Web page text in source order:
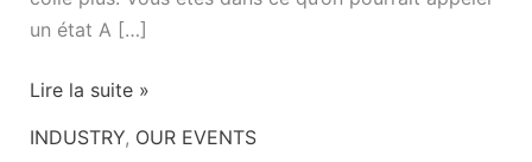
un état A […]
Lire la suite »
INDUSTRY, OUR EVENTS